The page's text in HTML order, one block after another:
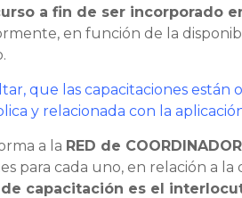
a fin de ser incorporado
en función de la
que las capacitaciones están
y relacionada con la
a la RED de
para cada uno, en relación a la
de capacitación es el